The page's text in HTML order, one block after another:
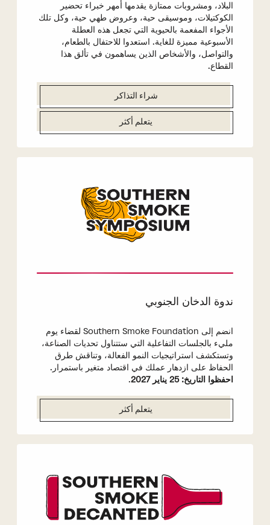
البلاد، ومشروبات ممتازة يقدمها أمهر خبراء تحضير
الكوكتيلات، وموسيقى حية، وعروض طهي حية، وكل تلك
الأجواء المفعمة بالحيوية التي تجعل هذه العطلة
الأسبوعية مميزة للغاية. استعدوا للاحتفال بالطعام،
والتواصل، والأشخاص الذين يساهمون في تألق هذا
القطاع.
شراء التذاكر
يتعلم أكثر
ندوة الدخان الجنوبي
انضم إلى Southern Smoke Foundation لقضاء يوم
مليء بالجلسات التفاعلية التي ستتناول تحديات الصناعة،
وتستكشف استراتيجيات النمو الفعالة، وتناقش طرق
الحفاظ على ازدهار عملك في اقتصاد متغير باستمرار.
احفظوا التاريخ: 25 يناير 2027
.
يتعلم أكثر